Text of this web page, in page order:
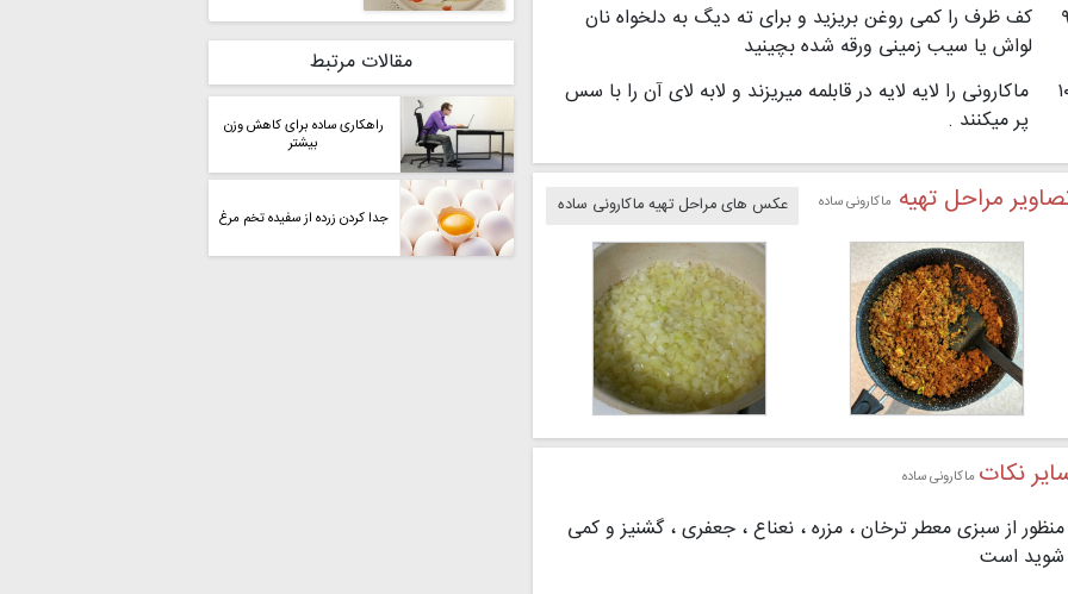
۹
كف ظرف را كمی روغن بریزید و برای ته دیگ به دلخواه نان
لواش یا سیب زمینی ورقه شده بچینید
ماكارونی را لایه لایه در قابلمه میریزند و لابه لای آن را با سس
پر میكنند .
مراحل تهیه ماکارونی ساده عکس های مراحل تهیه ماکارونی ساده
نکات ماکارونی ساده
منظور از سبزی معطر ترخان ، مزره ، نعناع ، جعفری ، گشنیز و كمی
شوید است
مقالات مرتبط
راهکاری ساده برای کاهش وزن
بیشتر
جدا کردن زرده از سفیده تخم مرغ